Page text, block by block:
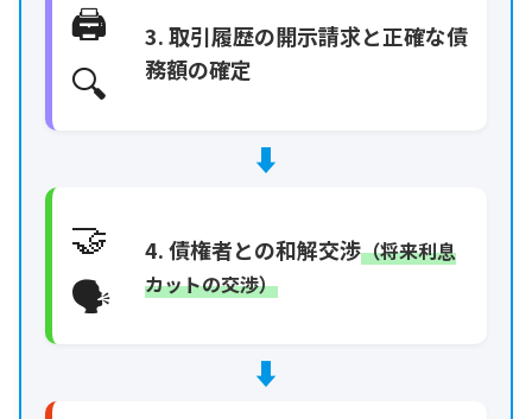
🖨️
🔍
3. 取引履歴の開示請求と正確な債
務額の確定
⬇️
🤝
🗣️
4. 債権者との和解交渉（将来利息
カットの交渉）
⬇️